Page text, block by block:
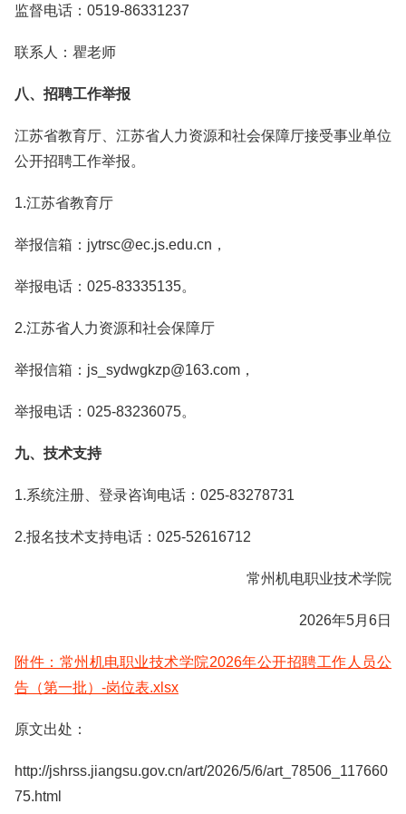
监督电话：0519-86331237
联系人：瞿老师
八、招聘工作举报
江苏省教育厅、江苏省人力资源和社会保障厅接受事业单位
公开招聘工作举报。
1.江苏省教育厅
举报信箱：jytrsc@ec.js.edu.cn，
举报电话：025-83335135。
2.江苏省人力资源和社会保障厅
举报信箱：js_sydwgkzp@163.com，
举报电话：025-83236075。
九、技术支持
1.系统注册、登录咨询电话：025-83278731
2.报名技术支持电话：025-52616712
常州机电职业技术学院
2026年5月6日
附件：常州机电职业技术学院2026年公开招聘工作人员公
告（第一批）-岗位表.xlsx
原文出处：
http://jshrss.jiangsu.gov.cn/art/2026/5/6/art_78506_117660
75.html